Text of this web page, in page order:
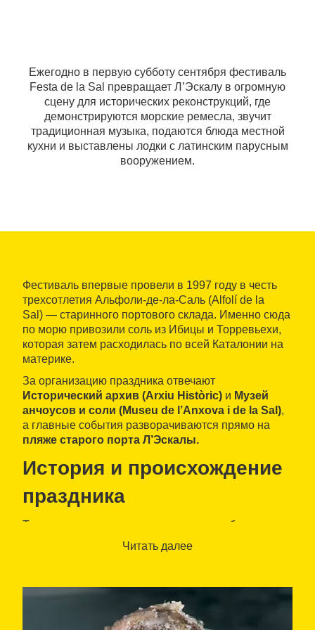
Ежегодно в первую субботу сентября фестиваль
Festa de la Sal превращает Л’Эскалу в огромную
сцену для исторических реконструкций, где
демонстрируются морские ремесла, звучит
традиционная музыка, подаются блюда местной
кухни и выставлены лодки с латинским парусным
вооружением.
Фестиваль впервые провели в 1997 году в честь
трехсотлетия Альфоли-де-ла-Саль (Alfolí de la
Sal) — старинного портового склада. Именно сюда
по морю привозили соль из Ибицы и Торревьехи,
которая затем расходилась по всей Каталонии на
материке.
За организацию праздника отвечают
Исторический архив (Arxiu Històric) и Музей
анчоусов и соли (Museu de l’Anxova i de la Sal),
а главные события разворачиваются прямо на
пляже старого порта Л’Эскалы.
История и происхождение
праздника
То, что начиналось как историческое событие, с
годами превратилось в важное культурное
мероприятие, прославляющее морскую
соледобычи на каталонском побережье.
Эта дата не случайна: она знаменует собой конец
Читать далее